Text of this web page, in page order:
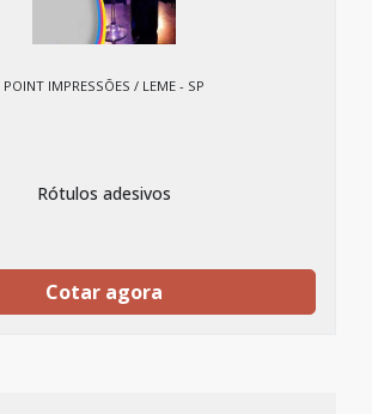
POINT IMPRESSÕES / LEME - SP
Rótulos adesivos
Cotar agora